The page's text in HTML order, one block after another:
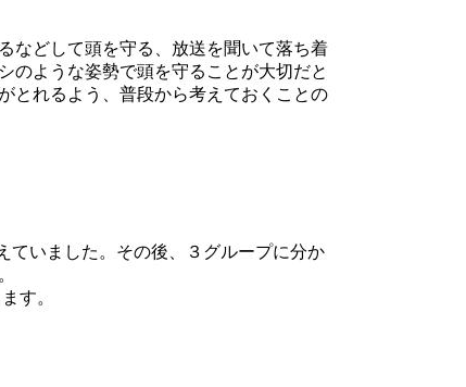
などして頭を守る、放送を聞いて落ち着
のような姿勢で頭を守ることが大切だと
とれるよう、普段から考えておくことの
いました。その後、３グループに分か
す。